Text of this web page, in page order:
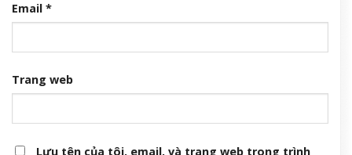
Email *
Trang web
Lưu tên của tôi, email, và trang web trong trình